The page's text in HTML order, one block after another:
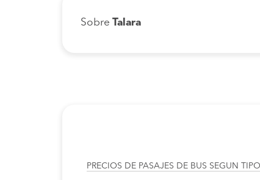
Sobre Talara
PRECIOS DE PASAJES DE BUS SEGUN